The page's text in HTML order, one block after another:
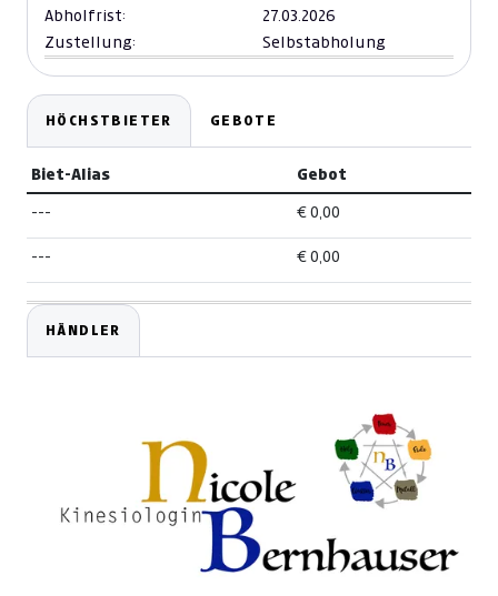
Abholfrist:
27.03.2026
Zustellung:
Selbstabholung
HÖCHSTBIETER GEBOTE
Biet-Alias Gebot
--- € 0,00
--- € 0,00
HÄNDLER